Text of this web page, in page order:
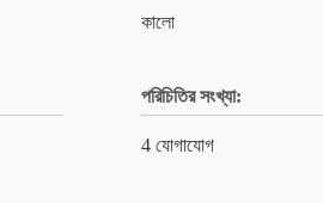
কালো
পরিচিতির সংখ্যা:
4 যোগাযোগ